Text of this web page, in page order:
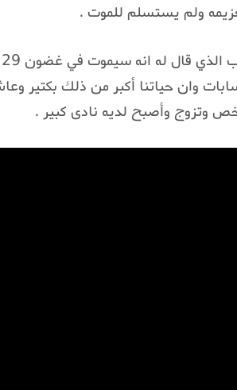
ولم يستسلم للموت .
وان حياتنا أكبر من ذلك بكتير
وتزوج وأصبح لديه نادى كبير .